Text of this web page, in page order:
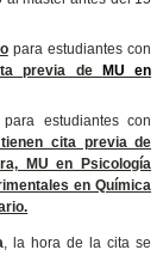
para estudiantes con
previa de MU en
para estudiantes con
cita previa de
MU en Psicología
en Química
, la hora de la cita se